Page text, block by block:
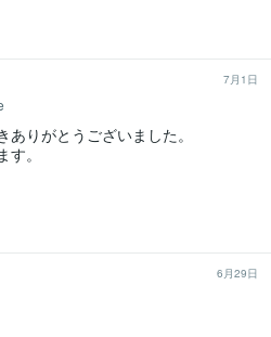
7月1日
りがとうございました。
。
6月29日